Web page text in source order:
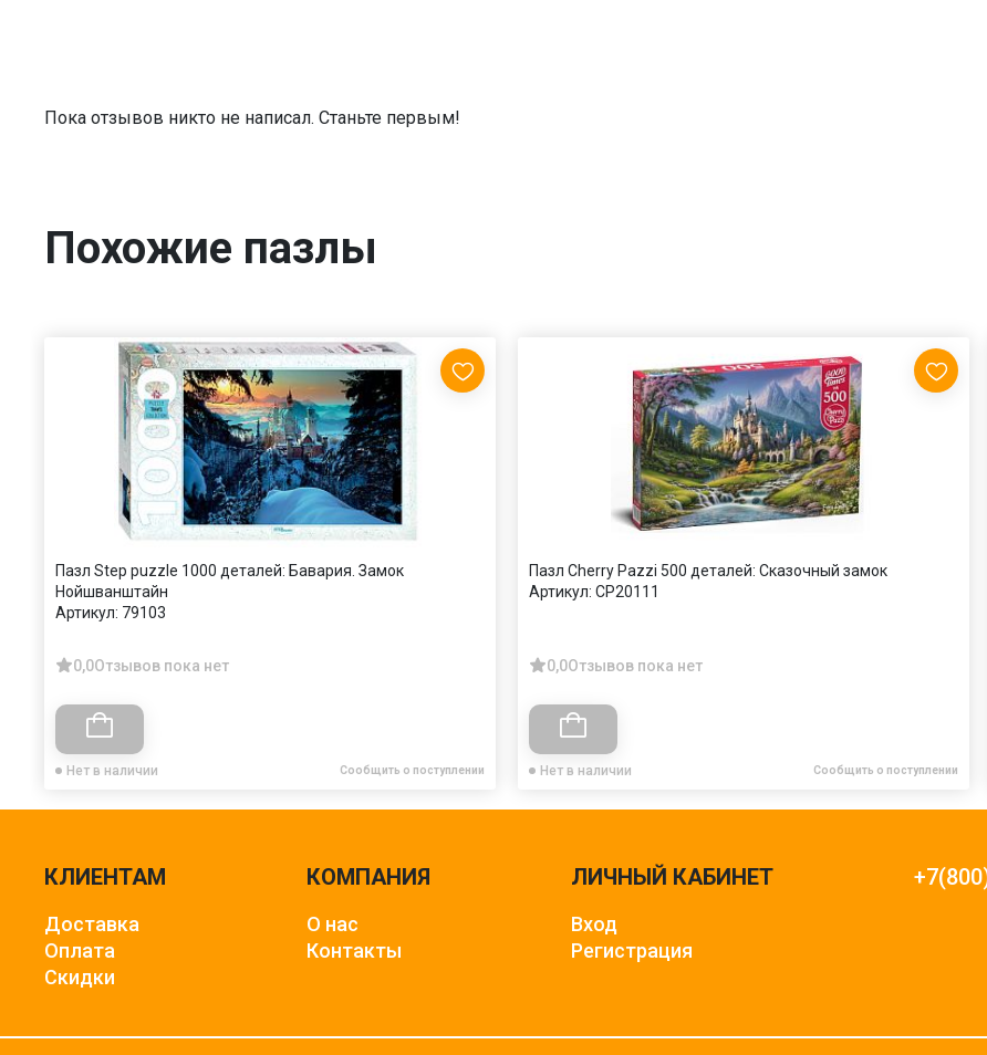
Пока отзывов никто не написал. Станьте первым!
Похожие пазлы
Пазл Step puzzle 1000 деталей: Бавария. Замок
Нойшванштайн
Артикул: 79103
0,0Отзывов пока нет
Нет в наличии Сообщить о поступлении
Пазл Cherry Pazzi 500 деталей: Сказочный замок
Артикул: CP20111
0,0Отзывов пока нет
Нет в наличии Сообщить о поступлении
КЛИЕНТАМ
Доставка
Оплата
Скидки
КОМПАНИЯ
О нас
Контакты
ЛИЧНЫЙ КАБИНЕТ
Вход
Регистрация